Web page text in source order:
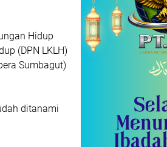
Hidup
(DPN LKLH)
Sumbagut)
ditanami